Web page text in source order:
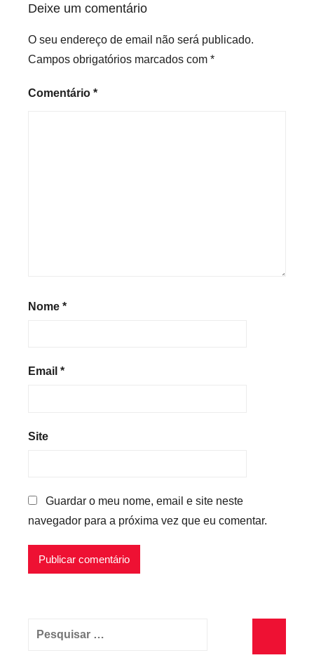
Deixe um comentário
O seu endereço de email não será publicado.
Campos obrigatórios marcados com *
Comentário *
Nome *
Email *
Site
Guardar o meu nome, email e site neste
navegador para a próxima vez que eu comentar.
Pesquisar